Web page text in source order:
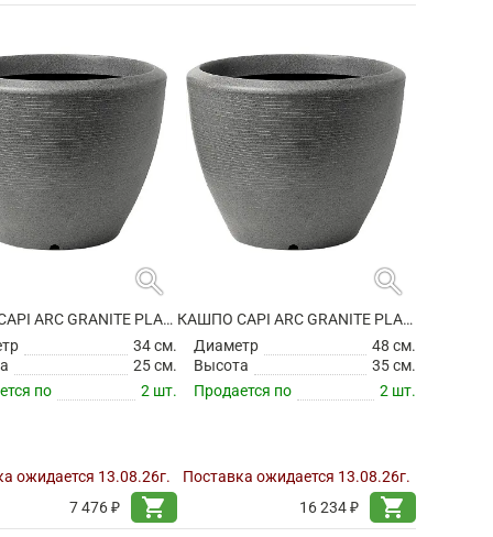
search
КАШПО CAPI ARC GRANITE PLANTER BALL ANTHRACITE
34 см.
25 см.
по
2 шт.
ожидается 13.08.26г.
7 476 ₽
shopping_cart
search
КАШПО CAPI ARC GRANITE PLANTER BALL ANTHRACITE
Диаметр
48 см.
Высота
35 см.
Продается по
2 шт.
Поставка ожидается 13.08.26г.
16 234 ₽
shopping_cart